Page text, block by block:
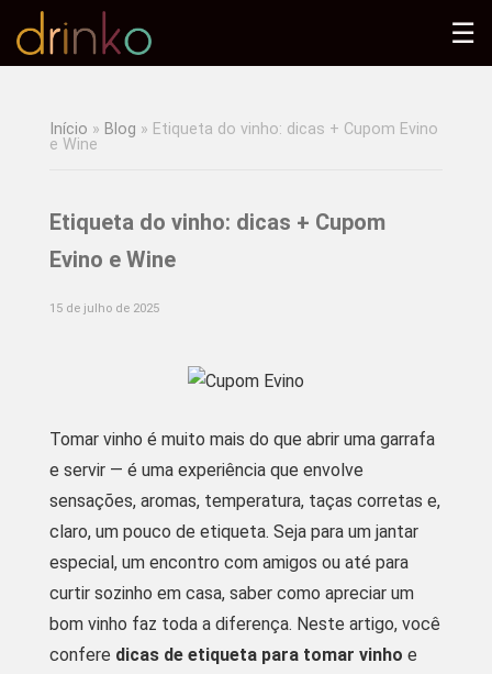
Início » Blog » Etiqueta do vinho: dicas + Cupom Evino
e Wine
Etiqueta do vinho: dicas + Cupom
Evino e Wine
15 de julho de 2025
Tomar vinho é muito mais do que abrir uma garrafa
e servir — é uma experiência que envolve
sensações, aromas, temperatura, taças corretas e,
claro, um pouco de etiqueta. Seja para um jantar
especial, um encontro com amigos ou até para
curtir sozinho em casa, saber como apreciar um
bom vinho faz toda a diferença. Neste artigo, você
confere dicas de etiqueta para tomar vinho e
☰